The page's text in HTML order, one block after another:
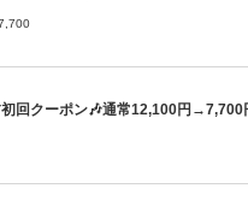
回クーポン🎶通常12,100円→7,700